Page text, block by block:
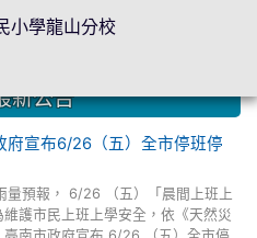
新公告
府宣布6/26（五）全市停班停
預報， 6/26 （五）「晨間上班上
護市民上班上學安全，依《天然災
小學龍山分校